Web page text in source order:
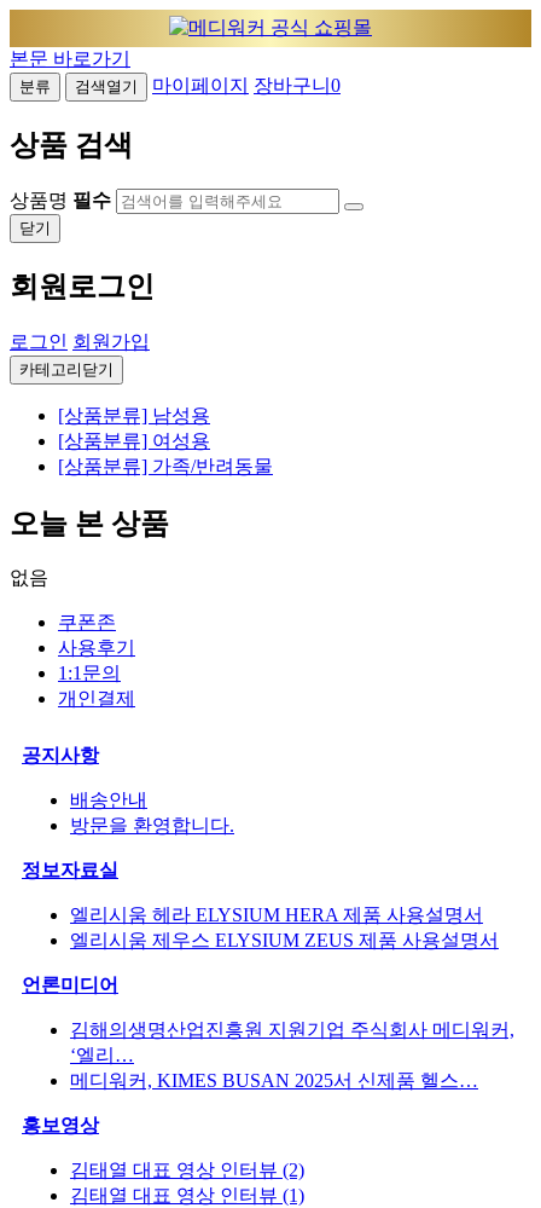
본문 바로가기
분류 검색열기 마이페이지 장바구니 0
상품 검색
상품명 필수
닫기
회원로그인
로그인 회원가입
카테고리닫기
[상품분류] 남성용
[상품분류] 여성용
[상품분류] 가족/반려동물
오늘 본 상품
없음
쿠폰존
사용후기
1:1문의
개인결제
공지사항
배송안내
방문을 환영합니다.
정보자료실
엘리시움 헤라 ELYSIUM HERA 제품 사용설명서
엘리시움 제우스 ELYSIUM ZEUS 제품 사용설명서
언론미디어
김해의생명산업진흥원 지원기업 주식회사 메디워커,
‘엘리…
메디워커, KIMES BUSAN 2025서 신제품 헬스…
홍보영상
김태열 대표 영상 인터뷰 (2)
김태열 대표 영상 인터뷰 (1)